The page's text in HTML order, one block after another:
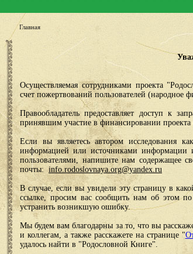
Главная
Осуществляемая сотрудниками проекта
счет пожертвований пользователей (народное
Правообладатель предоставляет доступ к
принявшим участие в финансировании
Если вы являетесь автором исследования
информацией или источниками информации
пользователями, напишите нам содержащее
почты: info.rodoslovnaya.org@yandex.ru
В случае, если вы увидели эту страницу в
ссылке, просим вас сообщить нам об этом
устранить возникшую ошибку.
Мы будем вам благодарны за то, что вы
и коллегам, а также расскажете на странице "
удалось найти в "Родословной Книге".